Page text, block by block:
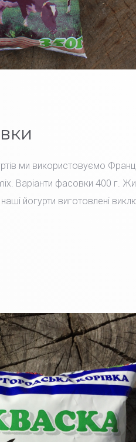
ми використовуємо
Варіанти фасовки 400 г.
йогурти виготовлені